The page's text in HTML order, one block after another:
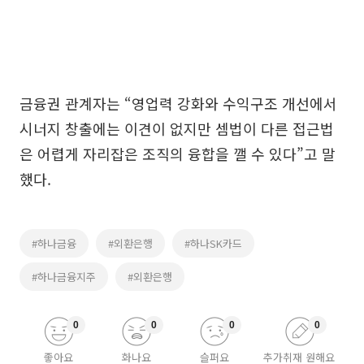
금융권 관계자는 “영업력 강화와 수익구조 개선에서
시너지 창출에는 이견이 없지만 셈법이 다른 접근법
은 어렵게 자리잡은 조직의 융합을 깰 수 있다”고 말
했다.
#하나금융 #외환은행 #하나SK카드
#하나금융지주 #외환은행
좋아요
0
화나요
0
슬퍼요
0
추가취재 원해요
0